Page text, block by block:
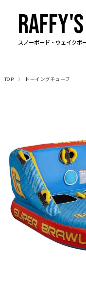
スノーボード・ウェイクボ
RAFFY'S
TOP トーイングチューブ